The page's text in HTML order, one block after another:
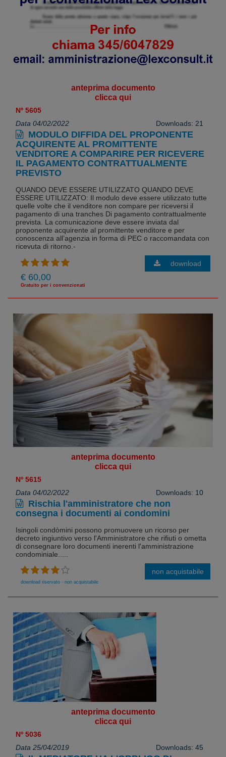
anteprima documento
clicca qui
Nº 5605
Data 04/02/2022
Downloads: 21
MODULO DIFFIDA DEL PROPONENTE
ACQUIRENTE AL PROMITTENTE
VENDITORE A COMPARIRE PER RICEVERE
IL PAGAMENTO CONTRATTUALMENTE
PREVISTO
QUANDO DEVE ESSERE UTILIZZATO QUANDO DEVE
ESSERE UTILIZZATO: Il modulo deve essere utilizzato tutte
quelle volte che il venditore non compare per riceversi il
pagamento di una tranches Di pagamento contrattualmente
prevista. La comunicazione deve essere inviata dal
proponente acquirente al promittente venditore e per
conoscenza all’agenzia in forma di PEC o raccomandata con
ricevuta di ritorno.-
€ 60,00
Gratuito per i convenzionati
download
anteprima documento
clicca qui
Nº 5615
Data 04/02/2022
Downloads: 10
Rischia l'amministratore che non
consegna i documenti ai condomini
Isingoli condòmini possono promuovere un ricorso per
decreto ingiuntivo verso l'Amministratore che rifiuti o ometta
di consegnare loro documenti inerenti l'amministrazione
condominiale.....
download riservato - non acquistabile
non acquistabile
anteprima documento
clicca qui
Nº 5036
Data 25/04/2019
Downloads: 45